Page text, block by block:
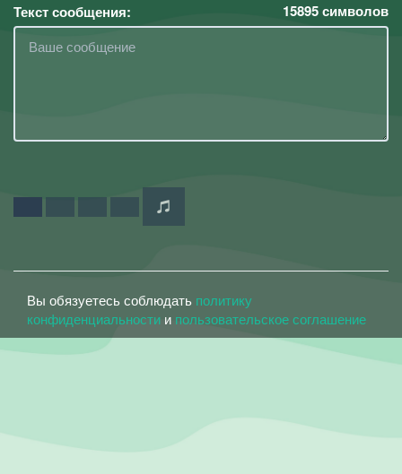
Текст сообщения: 15895символов
Вы обязуетесь соблюдать политику
конфиденциальности и пользовательское соглашение